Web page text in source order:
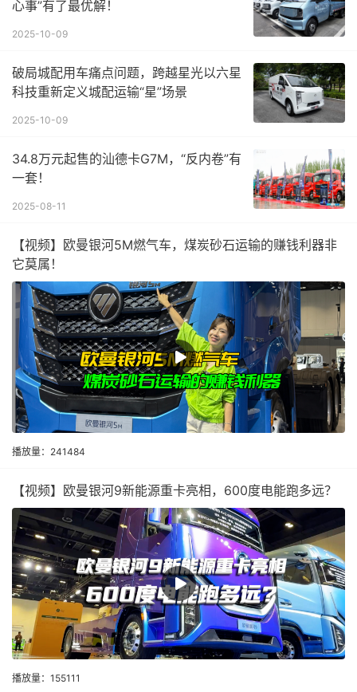
心事”有了最优解！
2025-10-09
破局城配用车痛点问题，跨越星光以六星
科技重新定义城配运输“星”场景
2025-10-09
34.8万元起售的汕德卡G7M，“反内卷”有
一套！
2025-08-11
【视频】欧曼银河5M燃气车，煤炭砂石运输的赚钱利器非
它莫属！
播放量：241484
【视频】欧曼银河9新能源重卡亮相，600度电能跑多远？
播放量：155111